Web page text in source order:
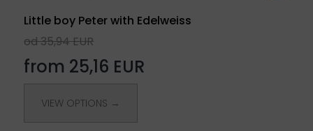
Little boy Peter with Edelweiss
od 35,94 EUR
from 25,16 EUR
VIEW OPTIONS →